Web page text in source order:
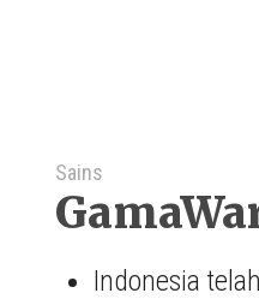
Sains
Indonesia